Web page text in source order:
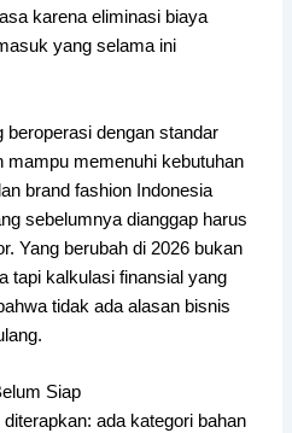
karena eliminasi biaya
yang selama ini
beroperasi dengan standar
mampu memenuhi kebutuhan
brand fashion Indonesia
sebelumnya dianggap harus
Yang berubah di 2026 bukan
tapi kalkulasi finansial yang
tidak ada alasan bisnis
Siap
ada kategori bahan